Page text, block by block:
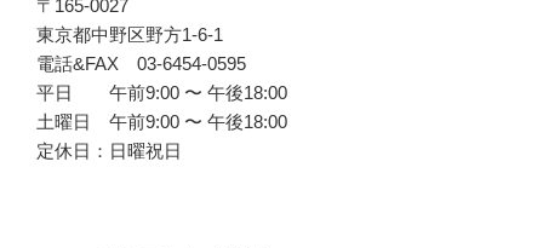
〒165-0027
東京都中野区野方1-6-1
電話&FAX 03-6454-0595
平日 午前9:00 〜 午後18:00
土曜日 午前9:00 〜 午後18:00
定休日：日曜祝日